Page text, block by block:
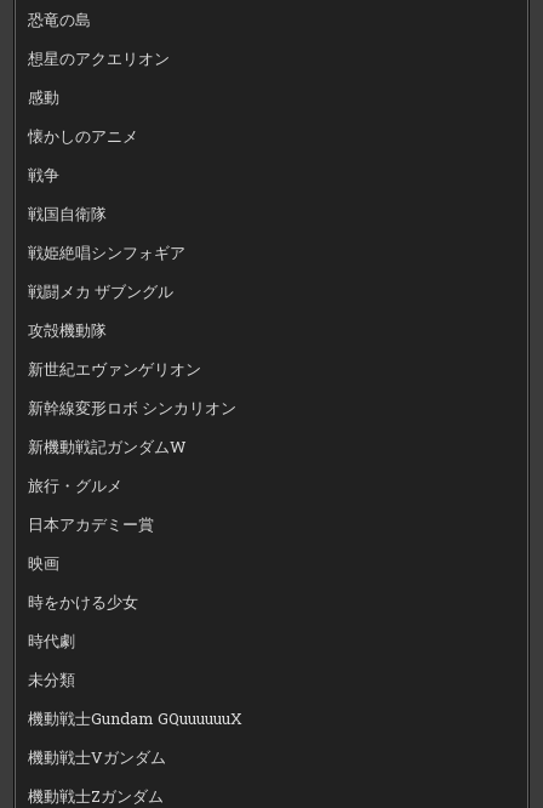
恐竜の島
想星のアクエリオン
感動
懐かしのアニメ
戦争
戦国自衛隊
戦姫絶唱シンフォギア
戦闘メカ ザブングル
攻殻機動隊
新世紀エヴァンゲリオン
新幹線変形ロボ シンカリオン
新機動戦記ガンダムW
旅行・グルメ
日本アカデミー賞
映画
時をかける少女
時代劇
未分類
機動戦士Gundam GQuuuuuuX
機動戦士Vガンダム
機動戦士Zガンダム